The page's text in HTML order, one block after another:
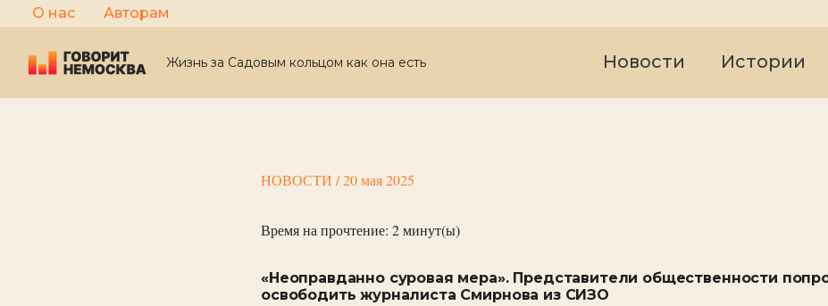
Перейти
к
содержимому
О нас Авторам
Жизнь за Садовым кольцом как она есть Новости Истории
НОВОСТИ /20 мая 2025
Время на прочтение: 2минут(ы)
«Неоправданно суровая мера». Представители общественности
освободить журналиста Смирнова из СИЗО